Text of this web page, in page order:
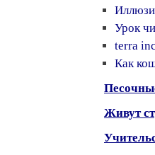
Урок
terra
Как
Живут